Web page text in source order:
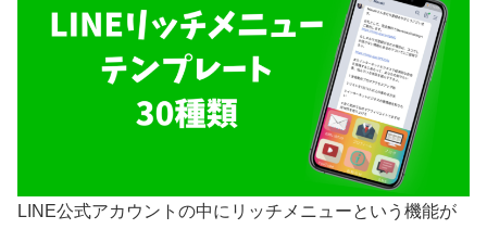
LINE公式アカウントの中にリッチメニューという機能が